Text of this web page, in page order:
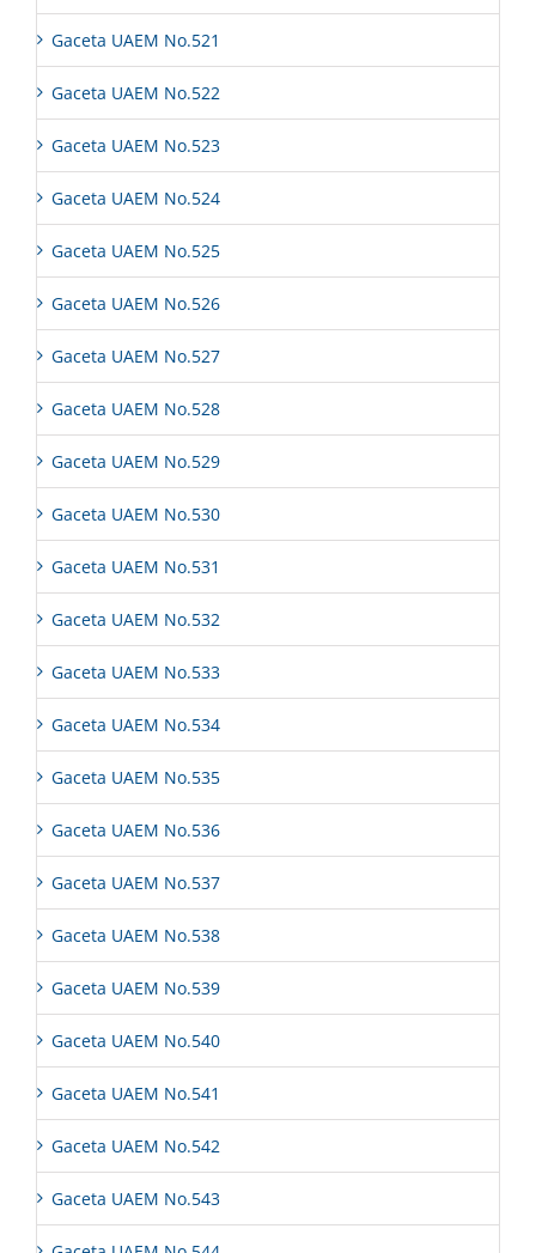
Gaceta UAEM No.521
Gaceta UAEM No.522
Gaceta UAEM No.523
Gaceta UAEM No.524
Gaceta UAEM No.525
Gaceta UAEM No.526
Gaceta UAEM No.527
Gaceta UAEM No.528
Gaceta UAEM No.529
Gaceta UAEM No.530
Gaceta UAEM No.531
Gaceta UAEM No.532
Gaceta UAEM No.533
Gaceta UAEM No.534
Gaceta UAEM No.535
Gaceta UAEM No.536
Gaceta UAEM No.537
Gaceta UAEM No.538
Gaceta UAEM No.539
Gaceta UAEM No.540
Gaceta UAEM No.541
Gaceta UAEM No.542
Gaceta UAEM No.543